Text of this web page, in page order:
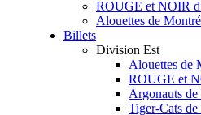
ROUGE et NOIR
Alouettes de
Billets
Division Est
Alouettes de
ROUGE et
Argonauts
Tiger-Cats